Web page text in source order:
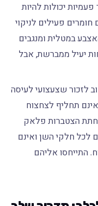
יכולות להיות
חומרים פעילים לניקוי
במטלית ומנגבים
יעיל ממברשת, אבל
שצעצועי לעיסה
תחליף לצחצוח
הצטברות פלאק
לכל חלקי השן ואינם
התייחסו אליהם